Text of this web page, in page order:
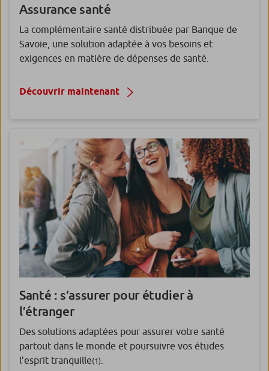
Assurance santé
La complémentaire santé distribuée par Banque de
Savoie, une solution adaptée à vos besoins et
exigences en matière de dépenses de santé.
Découvrir maintenant
Santé : s’assurer pour étudier à
l’étranger
Des solutions adaptées pour assurer votre santé
partout dans le monde et poursuivre vos études
l’esprit tranquille(1)